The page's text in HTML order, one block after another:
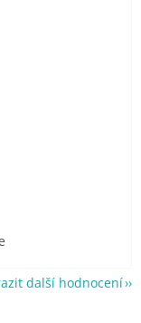
další hodnocení